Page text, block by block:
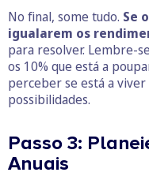
No final, some tudo. Se
igualarem os
para resolver. Lembre-
os 10% que está a
perceber se está a viver
possibilidades.
Passo 3:
Anuais